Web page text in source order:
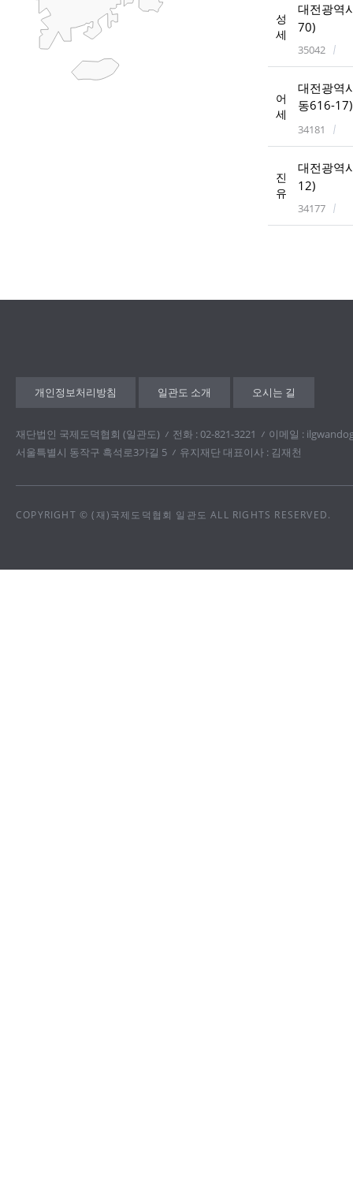
성
세
대전광역
70)
35042
어
세
대전광역
동616-17)
34181
진
유
대전광역
12)
34177
개인정보처리방침 일관도 소개 오시는 길
재단법인 국제도덕협회 (일관도) 전화 : 02-821-3221
이메일 :
서울특별시 동작구 흑석로3가길 5
유지재단 대표이사 : 김재천
COPYRIGHT © (재)국제도덕협회 일관도 ALL RIGHTS RESERVED.